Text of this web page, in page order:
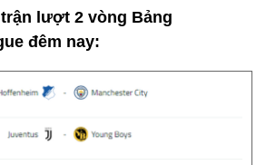
lượt 2 vòng Bảng
đêm nay: